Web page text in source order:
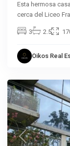
Esta hermosa
cerca del Liceo
3 2.5
Oikos Real
Previous